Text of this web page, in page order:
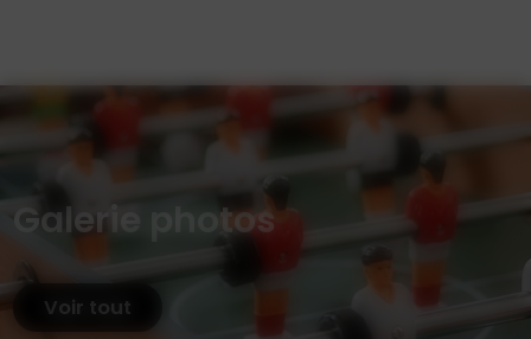
Galerie photos
Voir tout